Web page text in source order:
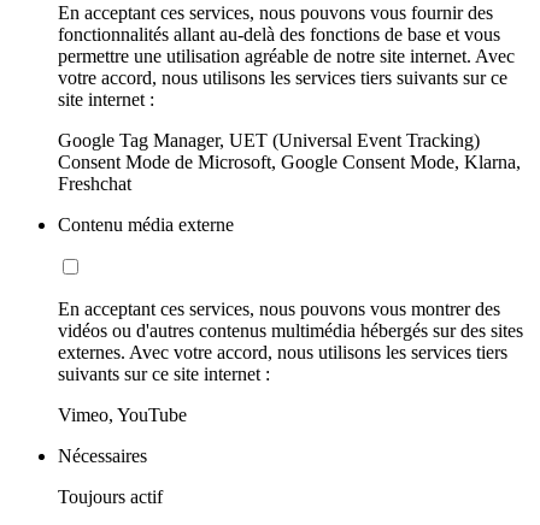
En acceptant ces services, nous pouvons vous fournir des
fonctionnalités allant au-delà des fonctions de base et vous
permettre une utilisation agréable de notre site internet. Avec
votre accord, nous utilisons les services tiers suivants sur ce
site internet :
Google Tag Manager, UET (Universal Event Tracking)
Consent Mode de Microsoft, Google Consent Mode, Klarna,
Freshchat
Contenu média externe
En acceptant ces services, nous pouvons vous montrer des
vidéos ou d'autres contenus multimédia hébergés sur des sites
externes. Avec votre accord, nous utilisons les services tiers
suivants sur ce site internet :
Vimeo, YouTube
Nécessaires
Toujours actif